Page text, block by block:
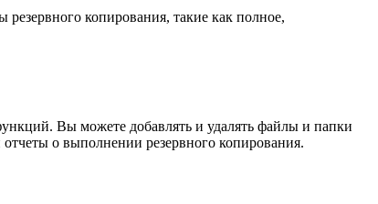
копирования, такие как полное,
Вы можете добавлять и удалять файлы и папки
отчеты о выполнении резервного копирования.